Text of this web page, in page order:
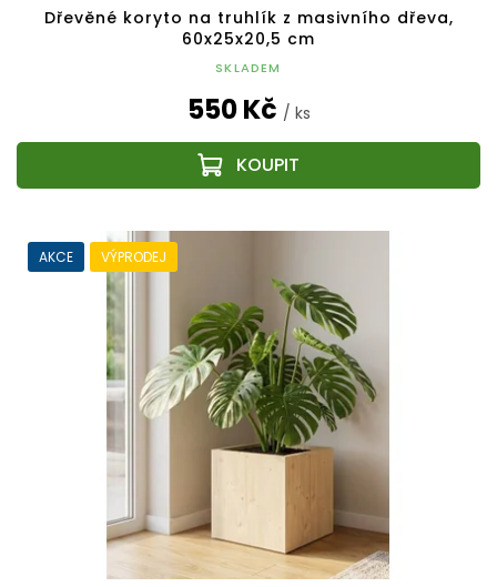
Dřevěné koryto na truhlík z masivního dřeva,
60x25x20,5 cm
SKLADEM
550 Kč / ks
AKCE VÝPRODEJ